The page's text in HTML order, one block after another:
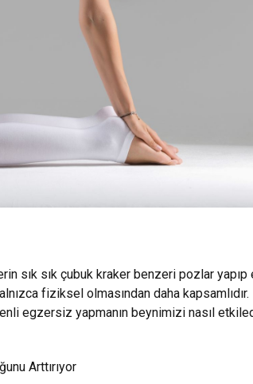
sık sık çubuk kraker benzeri pozlar
fiziksel olmasından daha
egzersiz yapmanın beynimizi nasıl
Arttırıyor